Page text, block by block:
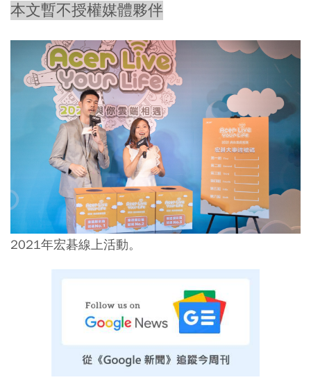
本文暫不授權媒體夥伴
2021年宏碁線上活動。